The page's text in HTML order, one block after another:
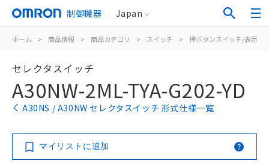
制御機器 Japan
ホーム > 商品情報 > 商品カテゴリ > スイッチ > 押ボタンスイッチ/表示灯
セレクタスイッチ
A30NW-2ML-TYA-G202-YD
A30NS / A30NW セレクタスイッチ 形式仕様一覧
マイリストに追加